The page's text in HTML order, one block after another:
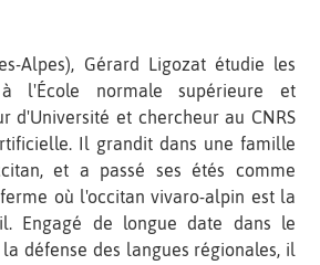
Alpes), Gérard Ligozat étudie les
à l'École normale supérieure et
d'Université et chercheur au CNRS
Il grandit dans une famille
et a passé ses étés comme
où l'occitan vivaro-alpin est la
Engagé de longue date dans le
défense des langues régionales, il